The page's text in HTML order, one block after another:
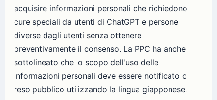
acquisire informazioni personali che richiedono
cure speciali da utenti di ChatGPT e persone
diverse dagli utenti senza ottenere
preventivamente il consenso. La PPC ha anche
sottolineato che lo scopo dell'uso delle
informazioni personali deve essere notificato o
reso pubblico utilizzando la lingua giapponese.